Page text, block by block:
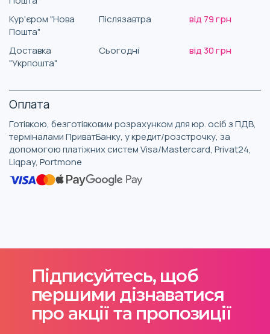
Кур'єром "Нова
Пошта"
Післязавтра від 79 грн
Доставка
"Укрпошта"
Сьогодні від 30 грн
Оплата
Готівкою, безготівковим розрахунком для юр. осіб з ПДВ,
терміналами ПриватБанку, у кредит/розстрочку, за
допомогою платіжних систем Visa/Mastercard, Privat24,
Liqpay, Portmone
Підписуйтесь, щоб
першими дізнаватися
про акції та пропозиції